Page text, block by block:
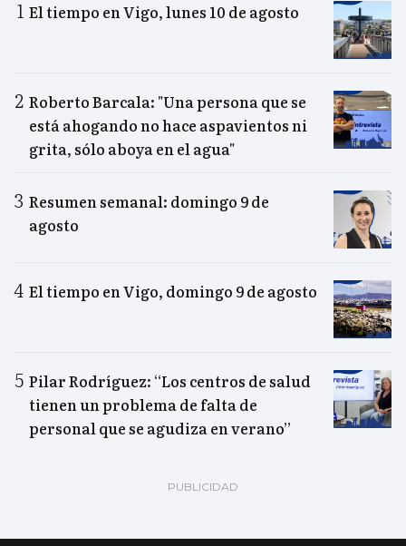
El tiempo en Vigo, lunes 10 de agosto
Roberto Barcala: "Una persona que se
está ahogando no hace aspavientos ni
grita, sólo aboya en el agua"
Resumen semanal: domingo 9 de
agosto
El tiempo en Vigo, domingo 9 de agosto
Pilar Rodríguez: “Los centros de salud
tienen un problema de falta de
personal que se agudiza en verano”